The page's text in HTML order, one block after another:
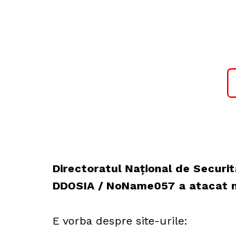
Directoratul Național de
DDOSIA / NoName057 a
E vorba despre site-urile: